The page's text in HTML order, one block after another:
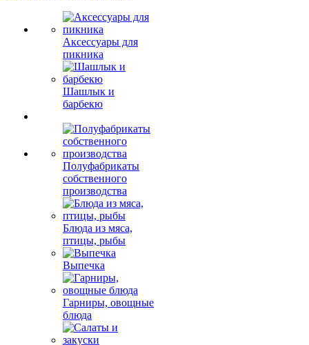
Аксессуары для
пикника
Шашлык и
барбекю
Полуфабрикаты
собственного
производства
Блюда из мяса,
птицы, рыбы
Выпечка
Гарниры, овощные
блюда